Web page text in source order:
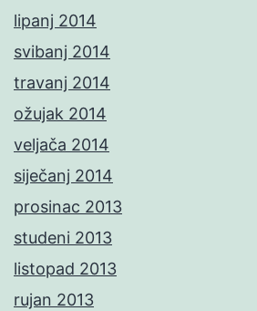
lipanj 2014
svibanj 2014
travanj 2014
ožujak 2014
veljača 2014
siječanj 2014
prosinac 2013
studeni 2013
listopad 2013
rujan 2013